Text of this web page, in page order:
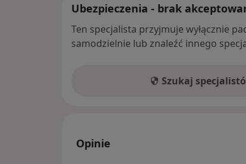
Ubezpieczenia - brak
Ten specjalista przyjmuje wyłącznie
samodzielnie lub znaleźć innego
Szukaj
Opinie